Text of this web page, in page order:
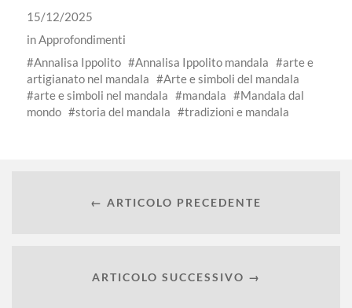
15/12/2025
inApprofondimenti
Annalisa Ippolito
Annalisa Ippolito mandala
arte e
artigianato nel mandala
Arte e simboli del mandala
arte e simboli nel mandala
mandala
Mandala dal
mondo
storia del mandala tradizioni e mandala
← ARTICOLO PRECEDENTE
ARTICOLO SUCCESSIVO →